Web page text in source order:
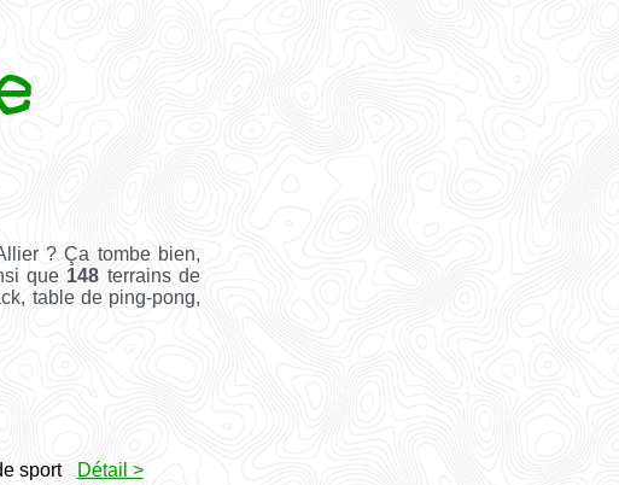
? Ça tombe bien,
que 148 terrains de
table de ping-pong,
sport
Détail >